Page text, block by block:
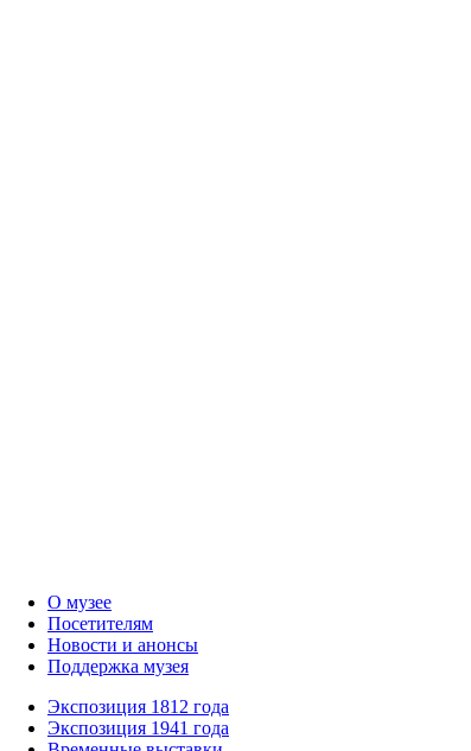
О музее
Посетителям
Новости и анонсы
Поддержка музея
Экспозиция 1812 года
Экспозиция 1941 года